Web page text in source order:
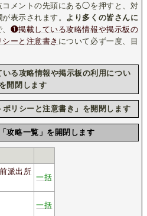
メントの先頭にある◯を押すと、対
表示されます。
より多くの皆さんに
❶掲載している攻略情報や掲示板の
ーと注意書き について必ず一度、目
る攻略情報や掲示板の利用につい
開閉します
リシーと注意書き」を開閉します
攻略一覧」を開閉します
派出所
一括
一括